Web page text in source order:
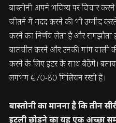
बास्तोनी अपने भविष्य पर विचार
जीतने में मदद करने की भी उम्मीद करते
करने का निर्णय लेता है और समझौता
बातचीत करने और उनकी मांग
करने के लिए इंटर के साथ बैठेंगे।
लगभग €70-80 मिलियन रखी है।
बास्तोनी का मानना है कि तीन
इटली छोड़ने का यह एक अच्छा